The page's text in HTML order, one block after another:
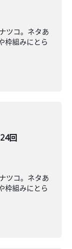
ツコ。ネタあ
枠組みにとら
回
ツコ。ネタあ
枠組みにとら